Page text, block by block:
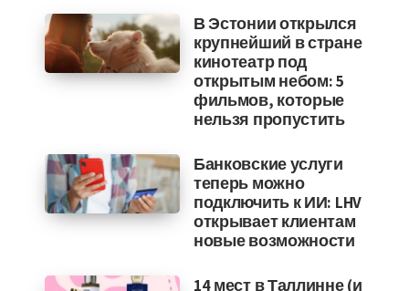
В Эстонии открылся
крупнейший в стране
кинотеатр под
открытым небом: 5
фильмов, которые
нельзя пропустить
Банковские услуги
теперь можно
подключить к ИИ: LHV
открывает клиентам
новые возможности
14 мест в Таллинне (и